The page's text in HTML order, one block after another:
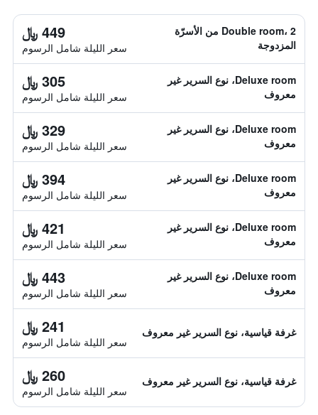
Double room، 2 من الأسرّة
المزدوجة
449 ﷼
سعر الليلة شامل الرسوم
Deluxe room، نوع السرير غير
معروف
305 ﷼
سعر الليلة شامل الرسوم
Deluxe room، نوع السرير غير
معروف
329 ﷼
سعر الليلة شامل الرسوم
Deluxe room، نوع السرير غير
معروف
394 ﷼
سعر الليلة شامل الرسوم
Deluxe room، نوع السرير غير
معروف
421 ﷼
سعر الليلة شامل الرسوم
Deluxe room، نوع السرير غير
معروف
443 ﷼
سعر الليلة شامل الرسوم
غرفة قياسية، نوع السرير غير معروف 241 ﷼
سعر الليلة شامل الرسوم
غرفة قياسية، نوع السرير غير معروف 260 ﷼
سعر الليلة شامل الرسوم